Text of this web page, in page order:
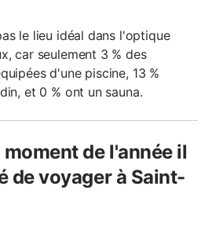
le lieu idéal dans l'optique
car seulement 3 % des
d'une piscine, 13 %
et 0 % ont un sauna.
de l'année il
de voyager à Saint-